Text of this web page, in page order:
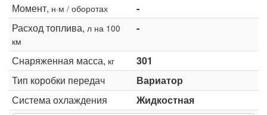
Момент, н·м / оборотах
-
Расход топлива, л на 100
км
-
Снаряженная масса, кг
301
Тип коробки передач
Вариатор
Система охлаждения
Жидкостная